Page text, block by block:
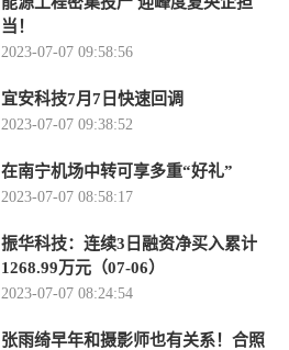
当！
2023-07-07 09:58:56
宜安科技7月7日快速回调
2023-07-07 09:38:52
在南宁机场中转可享多重“好礼”
2023-07-07 08:58:17
振华科技：连续3日融资净买入累计
1268.99万元（07-06）
2023-07-07 08:24:54
张雨绮早年和摄影师也有关系！合照